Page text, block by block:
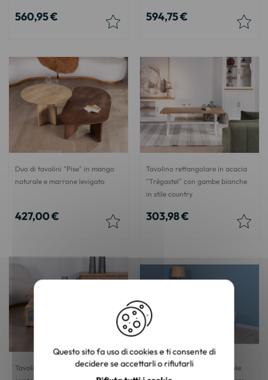
560,95 € 594,75 €
Duo di tavolini "Pise" in mango
naturale e marrone levigato
427,00 €
Tavolino rettangolare in acacia
"Trégastel" con gambe bianche
in stile country
303,98 €
Tavolino rettangolare
Tavolino rettangolare a baule
Questo sito fa uso di cookies e ti consente di
decidere se accettarli o rifiutarli